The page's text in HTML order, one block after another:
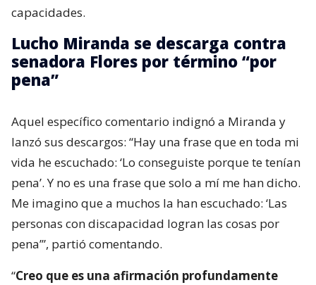
capacidades.
Lucho Miranda se descarga contra
senadora Flores por término “por
pena”
Aquel específico comentario indignó a Miranda y
lanzó sus descargos: “Hay una frase que en toda mi
vida he escuchado: ‘Lo conseguiste porque te tenían
pena’. Y no es una frase que solo a mí me han dicho.
Me imagino que a muchos la han escuchado: ‘Las
personas con discapacidad logran las cosas por
pena’”, partió comentando.
“Creo que es una afirmación profundamente